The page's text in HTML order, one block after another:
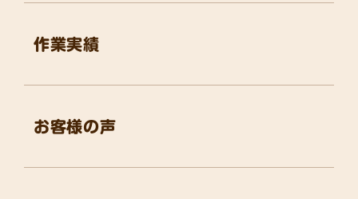
作業実績
お客様の声